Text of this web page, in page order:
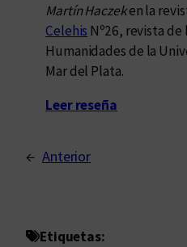
Martín Haczeken la
Celehis Nº26, revista
Humanidades de la
Mar del Plata.
Leer reseña
← Anterior
Etiquetas: